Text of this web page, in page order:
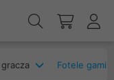
Fotele